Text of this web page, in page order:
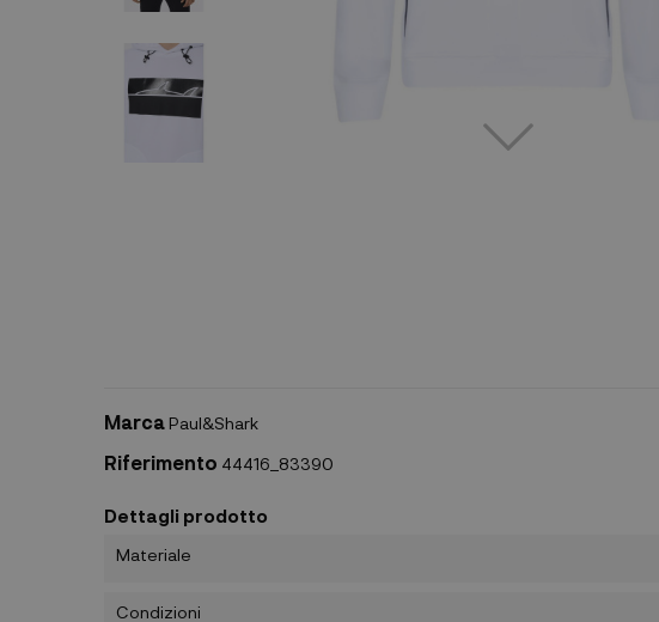
Marca Paul&Shark
Riferimento 44416_83390
Dettagli prodotto
Materiale
Condizioni